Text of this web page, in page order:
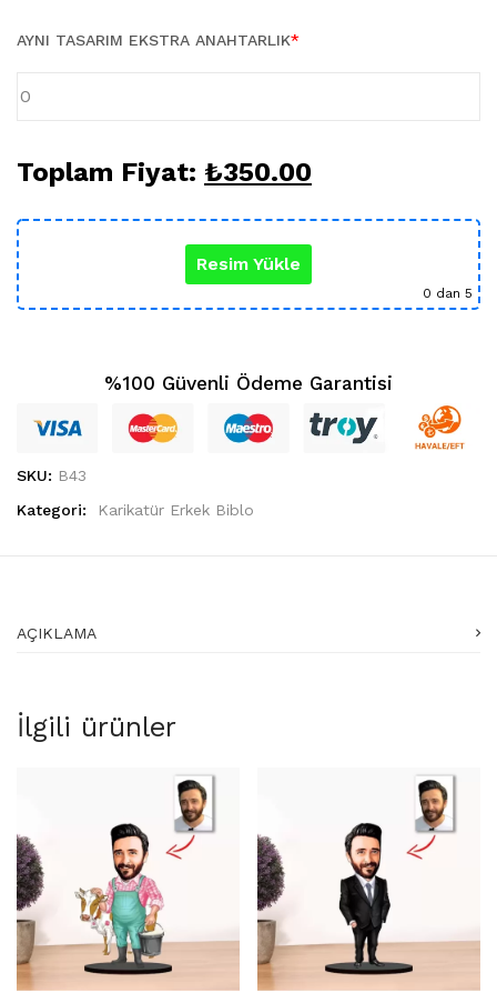
KUPA BARDAK (5)
Öğretmenler Günü (5)
AYNI TASARIM EKSTRA ANAHTARLIK*
Toplam Fiyat: ₺350.00
Resim Yükle
0 dan 5
%100 Güvenli Ödeme Garantisi
SKU: B43
Kategori:
Karikatür Erkek Biblo
AÇIKLAMA
İlgili ürünler